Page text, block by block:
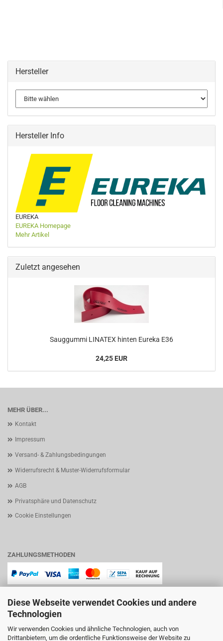
Diese Webseite verwendet Cookies und andere
Technologien
Wir verwenden Cookies und ähnliche Technologien, auch von
Drittanbietern, um die ordentliche Funktionsweise der Website zu
Hersteller
Hersteller Info
EUREKA
EUREKA Homepage
Mehr Artikel
Zuletzt angesehen
Sauggummi LINATEX hinten Eureka E36
24,25 EUR
MEHR ÜBER...
Kontakt
Impressum
Versand- & Zahlungsbedingungen
Widerrufsrecht & Muster-Widerrufsformular
AGB
Privatsphäre und Datenschutz
Cookie Einstellungen
ZAHLUNGSMETHODEN